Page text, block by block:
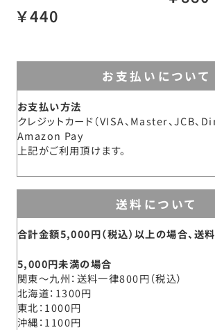
￥440
お支払いについて
お支払い方法
クレジットカード（VISA、Master、JCB、
Amazon Pay
上記がご利用頂けます。
送料について
合計金額5,000円（税込）以上の場合、送料
5,000円未満の場合
関東～九州 送料一律800円（税込）
北海道 1300円
東北 1000円
沖縄 1100円